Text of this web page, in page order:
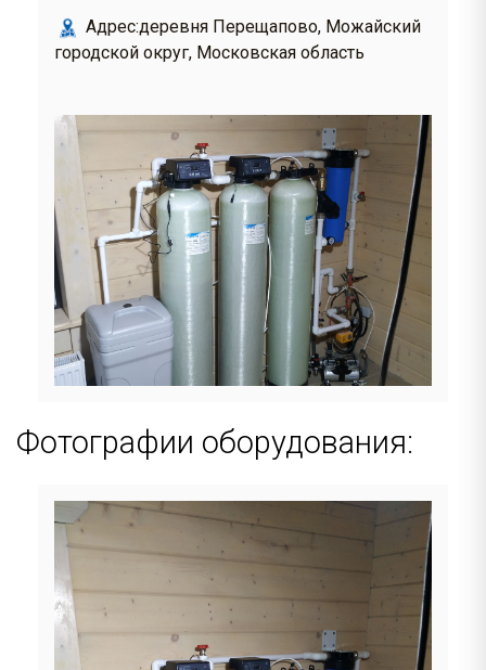
Адрес:деревня Перещапово, Можайский
городской округ, Московская область
Фотографии оборудования: